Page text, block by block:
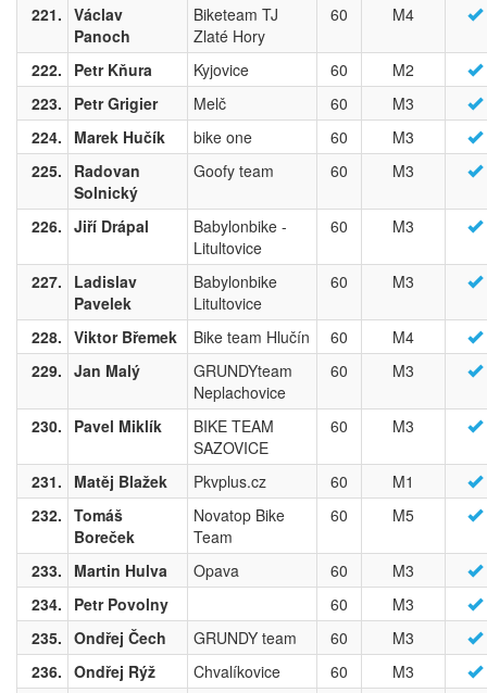
221. Václav
Panoch
Biketeam TJ
Zlaté Hory
60 M4
222. Petr Kňura Kyjovice 60
M2
223.
Petr Grigier Melč 60
M3
224.
Marek Hučík bike one 60
M3
225.
Radovan
Solnický
Goofy team 60 M3
226. Jiří Drápal
Babylonbike -
Litultovice
60 M3
227.
Ladislav
Pavelek
Babylonbike
Litultovice
60 M3
228. Viktor Břemek Bike team Hlučín 60
M4
229. Jan Malý
GRUNDYteam
Neplachovice
60 M3
230. Pavel Miklík
BIKE TEAM
SAZOVICE
60 M3
231. Matěj Blažek Pkvplus.cz 60
M1
232. Tomáš
Boreček
Novatop Bike
Team
60 M5
233. Martin Hulva Opava 60
M3
234.
Petr Povolny 60
M3
235. Ondřej Čech GRUNDY team 60
M3
236. Ondřej Rýž Chvalíkovice 60
M3